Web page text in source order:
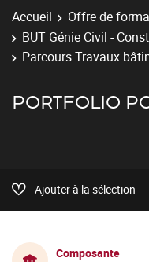
Accueil Offre de
BUT Génie Civil -
Parcours Travaux
PORTFOLIO
Ajouter à la sélection
Composante